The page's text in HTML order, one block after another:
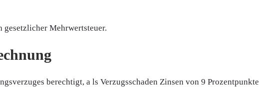
gesetzlicher Mehrwertsteuer.
berechtigt, a ls Verzugsschaden Zinsen von 9